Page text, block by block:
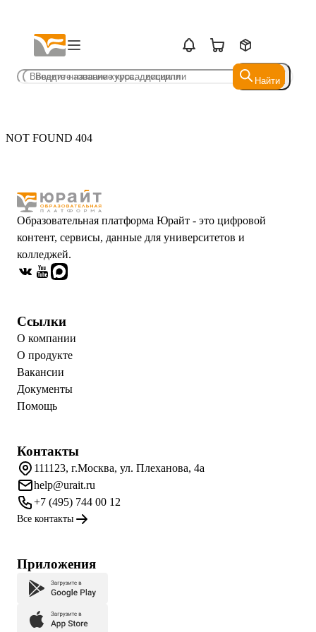
Найти
Найти
NOT FOUND 404
Образовательная платформа Юрайт - это цифровой
контент, сервисы, данные для университетов и
колледжей.
Ссылки
О компании
О продукте
Вакансии
Документы
Помощь
Контакты
111123, г.Москва, ул. Плеханова, 4а
help@urait.ru
+7 (495) 744 00 12
Все контакты
Приложения